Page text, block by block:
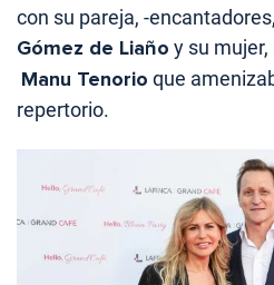
con su pareja, -
Gómez de Liaño y su mujer,
Manu Tenorio que
repertorio.